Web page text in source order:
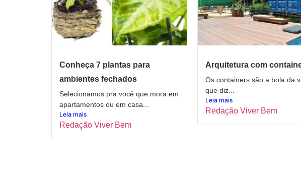
Conheça 7 plantas para
ambientes fechados
Selecionamos pra você que mora em
apartamentos ou em casa...
Leia mais
Redação Viver Bem
Arquitetura com
Os containers são a bola da
que diz...
Leia mais
Redação Viver Bem